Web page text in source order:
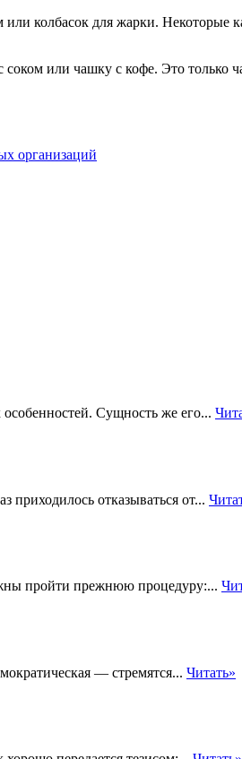
колбасок для жарки. Некоторые
или чашку с кофе. Это только
организаций
Сущность же его...
отказываться от...
пройти прежнюю процедуру:...
— стремятся... Читать»